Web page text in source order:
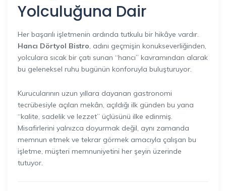
Yolculuğuna Dair
Her başarılı işletmenin ardında tutkulu bir hikâye vardır.
Hancı Dörtyol Bistro, adını geçmişin konukseverliğinden,
yolculara sıcak bir çatı sunan “hancı” kavramından alarak
bu geleneksel ruhu bugünün konforuyla buluşturuyor.
Kurucularının uzun yıllara dayanan gastronomi
tecrübesiyle açılan mekân, açıldığı ilk günden bu yana
“kalite, sadelik ve lezzet” üçlüsünü ilke edinmiş.
Misafirlerini yalnızca doyurmak değil, aynı zamanda
memnun etmek ve tekrar görmek amacıyla çalışan bu
işletme, müşteri memnuniyetini her şeyin üzerinde
tutuyor.